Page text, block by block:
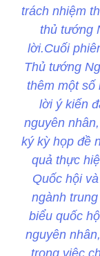
trách nhiệm
thủ tướng
lời.Cuối
Thủ tướng
thêm một số
lời ý kiến
nguyên
ký kỳ họp đề
quả thực
Quốc hội
ngành
biểu quốc
nguyên
trong việc